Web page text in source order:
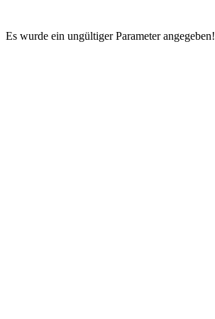
Es wurde ein ungültiger Parameter angegeben!